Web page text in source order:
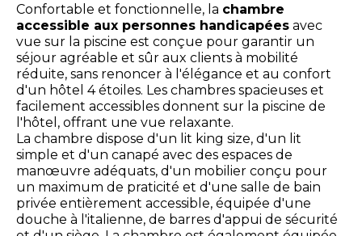
Confortable et fonctionnelle, la chambre
accessible aux personnes handicapées avec
vue sur la piscine est conçue pour garantir un
séjour agréable et sûr aux clients à mobilité
réduite, sans renoncer à l'élégance et au confort
d'un hôtel 4 étoiles. Les chambres spacieuses et
facilement accessibles donnent sur la piscine de
l'hôtel, offrant une vue relaxante.
La chambre dispose d'un lit king size, d'un lit
simple et d'un canapé avec des espaces de
manœuvre adéquats, d'un mobilier conçu pour
un maximum de praticité et d'une salle de bain
privée entièrement accessible, équipée d'une
douche à l'italienne, de barres d'appui de sécurité